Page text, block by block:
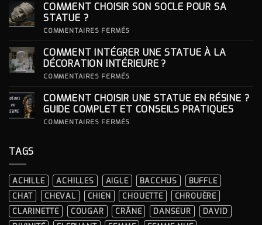
POUR
ICONIQUES
DES
CÉRÉMONIES
COMMENT CHOISIR SON SOCLE POUR SA
STATUE ?
COMMENTAIRES FERMÉS
SON
SOCLE
POUR
COMMENT INTÉGRER UNE STATUE À LA
DÉCORATION INTÉRIEURE ?
COMMENTAIRES FERMÉS
UNE
STATUE
À
COMMENT CHOISIR UNE STATUE EN RÉSINE ?
GUIDE COMPLET ET CONSEILS PRATIQUES
COMMENTAIRES FERMÉS
?
GUIDE
COMPLET
ET
CONSEILS
PRATIQUES
TAGS
ACHILLE ACHILLES AIGLE BACCHUS
BUFFLE
CHAT
CHEVAL CHIEN CHOUETTE
CHROUÈRE
CLARINETTE
COUGAR CRÂNE DANSEUR
DAVID